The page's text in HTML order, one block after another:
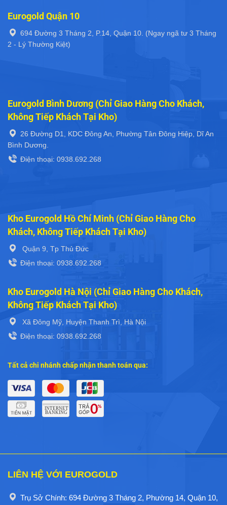
Eurogold Quận 10
694 Đường 3 Tháng 2, P.14, Quận 10. (Ngay ngã tư 3 Tháng
2 - Lý Thường Kiệt)
Eurogold Bình Dương (Chỉ Giao Hàng Cho Khách,
Không Tiếp Khách Tại Kho)
26 Đường D1, KDC Đông An, Phường Tân Đông Hiệp, Dĩ An
Bình Dương.
Điện thoại: 0938.692.268
Kho Eurogold Hồ Chí Minh (Chỉ Giao Hàng Cho
Khách, Không Tiếp Khách Tại Kho)
Quận 9, Tp Thủ Đức
Điện thoại: 0938.692.268
Kho Eurogold Hà Nội (Chỉ Giao Hàng Cho Khách,
Không Tiếp Khách Tại Kho)
Xã Đông Mỹ, Huyện Thanh Trì, Hà Nội
Điện thoại: 0938.692.268
Tất cả chi nhánh chấp nhận thanh toán qua:
LIÊN HỆ VỚI EUROGOLD
Trụ Sở Chính: 694 Đường 3 Tháng 2, Phường 14, Quận 10,